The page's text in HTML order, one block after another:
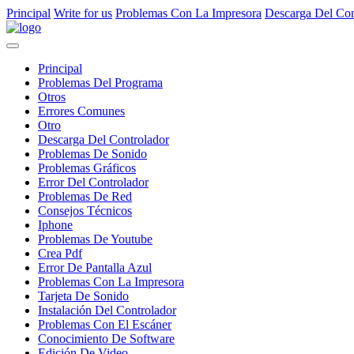
Principal Write for us Problemas Con La Impresora Descarga Del
Principal
Problemas Del Programa
Otros
Errores Comunes
Otro
Descarga Del Controlador
Problemas De Sonido
Problemas Gráficos
Error Del Controlador
Problemas De Red
Consejos Técnicos
Iphone
Problemas De Youtube
Crea Pdf
Error De Pantalla Azul
Problemas Con La Impresora
Tarjeta De Sonido
Instalación Del Controlador
Problemas Con El Escáner
Conocimiento De Software